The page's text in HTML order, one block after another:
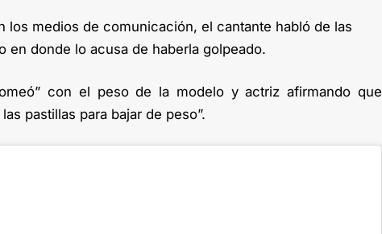
los medios de comunicación, el cantante habló de las
en donde lo acusa de haberla golpeado.
con el peso de la modelo y actriz afirmando que
pastillas para bajar de peso”.